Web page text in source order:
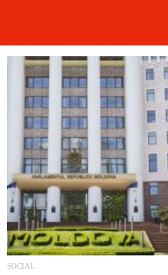
Prima
Politică
Externe
Social
SOCIAL